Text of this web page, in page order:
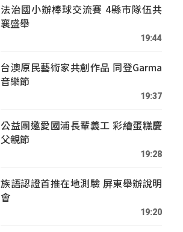
法治國小辦棒球交流賽 4縣市隊伍共
襄盛舉
19:44
台澳原民藝術家共創作品 同登Garma
音樂節
19:37
公益團邀愛國浦長輩義工 彩繪蛋糕慶
父親節
19:28
族語認證首推在地測驗 屏東舉辦說明
會
19:20